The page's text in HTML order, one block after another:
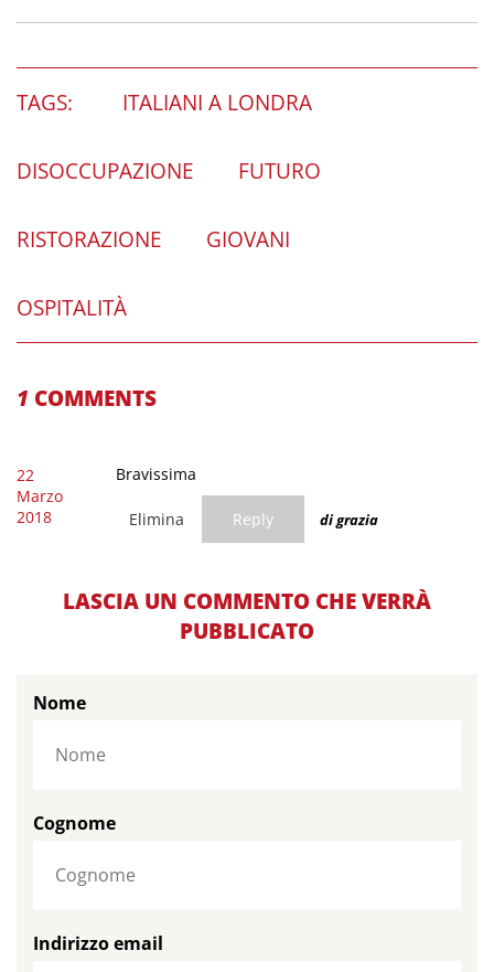
TAGS: ITALIANI A LONDRA
DISOCCUPAZIONE FUTURO
RISTORAZIONE GIOVANI
OSPITALITÀ
1 COMMENTS
22
Marzo
2018
Bravissima
Elimina Reply di grazia
LASCIA UN COMMENTO CHE VERRÀ
PUBBLICATO
Nome
Cognome
Indirizzo email